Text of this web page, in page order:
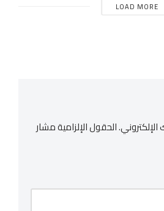
LOAD MORE
الحقول الإلزامية مشار